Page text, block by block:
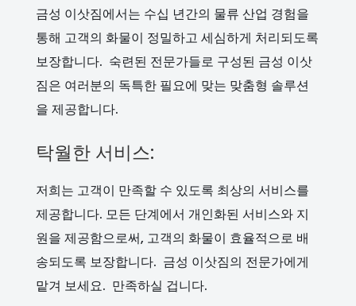
금성 이삿짐에서는 수십 년간의 물류 산업 경험을
통해 고객의 화물이 정밀하고 세심하게 처리되도록
보장합니다. 숙련된 전문가들로 구성된 금성 이삿
짐은 여러분의 독특한 필요에 맞는 맞춤형 솔루션
을 제공합니다.
탁월한 서비스:
저희는 고객이 만족할 수 있도록 최상의 서비스를
제공합니다. 모든 단계에서 개인화된 서비스와 지
원을 제공함으로써, 고객의 화물이 효율적으로 배
송되도록 보장합니다. 금성 이삿짐의 전문가에게
맡겨 보세요. 만족하실 겁니다.